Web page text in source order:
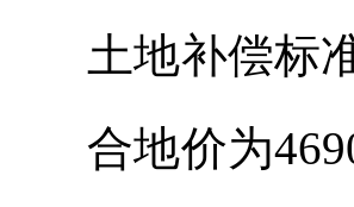
土地补偿标
合地价为